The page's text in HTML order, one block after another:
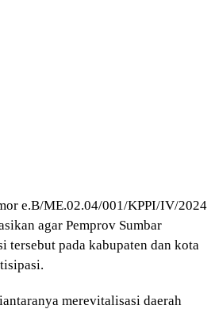
e.B/ME.02.04/001/KPPI/IV/2024
agar Pemprov Sumbar
tersebut pada kabupaten dan kota
merevitalisasi daerah